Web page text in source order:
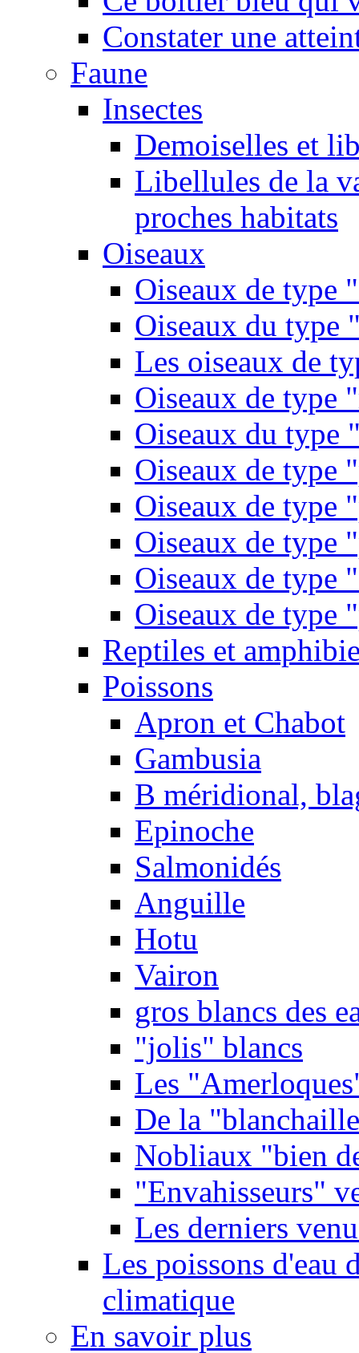
Constater une
Faune
Insectes
Demoiselles et
Libellules de la
proches habitats
Oiseaux
Oiseaux de type
Oiseaux du type
Les oiseaux de
Oiseaux de type
Oiseaux du type
Oiseaux de type
Oiseaux de type
Oiseaux de type
Oiseaux de type
Oiseaux de type
Reptiles et
Poissons
Apron et Chabot
Gambusia
B méridional,
Epinoche
Salmonidés
Anguille
Hotu
Vairon
gros blancs des
"jolis" blancs
Les
De la
Nobliaux "bien
"Envahisseurs"
Les derniers
Les poissons d'eau
climatique
En savoir plus